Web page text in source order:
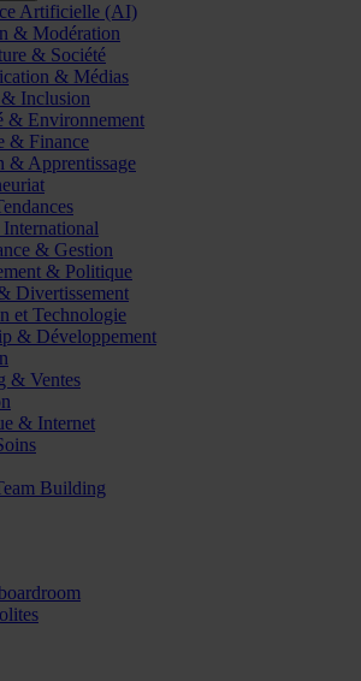
Artificielle (AI)
& Modération
& Société
& Médias
Inclusion
& Environnement
& Finance
& Apprentissage
& Gestion
& Politique
Divertissement
et Technologie
& Développement
& Ventes
& Internet
Building